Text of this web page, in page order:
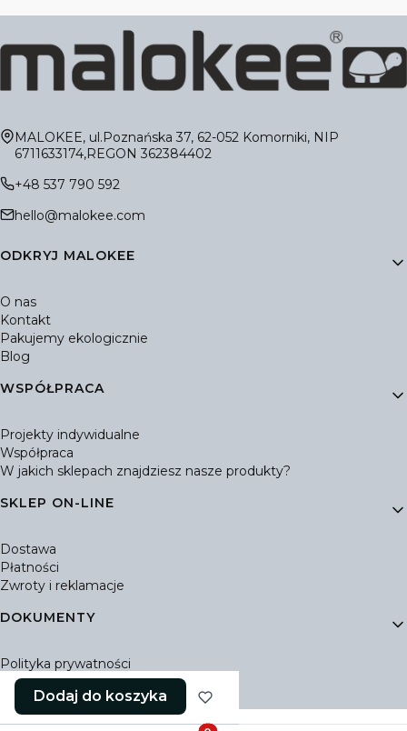
Adres:
MALOKEE, ul.Poznańska 37, 62-052 Komorniki, NIP
6711633174,REGON 362384402
+48 537 790 592
hello@malokee.com
Linki w stopce
ODKRYJ MALOKEE
O nas
Kontakt
Pakujemy ekologicznie
Blog
WSPÓŁPRACA
Projekty indywidualne
Współpraca
W jakich sklepach znajdziesz nasze produkty?
SKLEP ON-LINE
Dostawa
Płatności
Zwroty i reklamacje
DOKUMENTY
Polityka prywatności
Ustawienia plików cookies
Regulamin Sklepu
Dodaj do koszyka